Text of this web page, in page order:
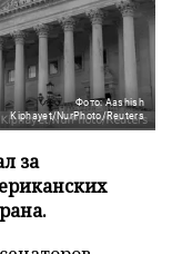
Фото: Aashish
Kiphayet/NurPhoto/Reuters
за